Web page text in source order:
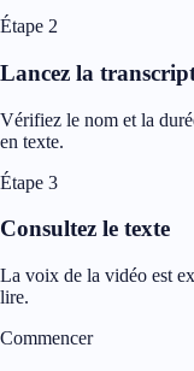
Étape 2
Lancez la
Vérifiez le nom et la
en texte.
Étape 3
Consultez le texte
La voix de la vidéo est
lire.
Commencer